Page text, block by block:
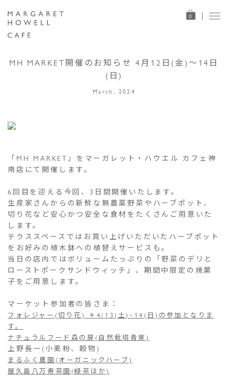
0
MH MARKET開催のお知らせ 4月12日(金)〜14日
(日)
March, 2024
「MH MARKET」をマーガレット・ハウエル カフェ神
南店にて開催します。
6回目を迎える今回、3日間開催いたします。
生産家さんからの新鮮な無農薬野菜やハーブポット、
切り花など安心かつ安全な食材をたくさんご用意いた
します。
テラススペースではお買い上げいただいたハーブポット
をお好みの植木鉢への植替えサービスも。
当日の店内ではボリュームたっぷりの「野菜のデリと
ローストポークサンドウィッチ」、期間中限定の焼菓
子をご用意します。
マーケット参加者の皆さま：
フォレジャー(切り花) ＊4/13(土)~14(日)の参加となりま
す。
ナチュラルフード森の扉(自然栽培青果)
上野長一(小麦粉、穀物)
まるふく農園(オーガニックハーブ)
屋久島八万寿茶園(緑茶ほか)